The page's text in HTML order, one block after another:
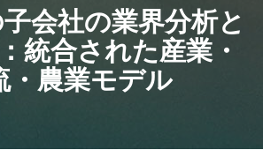
会社の業界分析と
統合された産業・
・農業モデル